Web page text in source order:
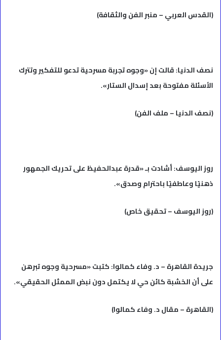
(القدس العربي – منبر الفن والثقافة)
نصف الدنيا: قالت إن «وجوه تجربة مسرحية تدعو للتفكير وتترك
الأسئلة مفتوحة بعد إسدال الستار».
(نصف الدنيا – ملف الفن)
روز اليوسف: أشادت بـ «قدرة عبدالحفيظ على تحريك الجمهور
ذهنيًا وعاطفيًا باحترام وصدق».
(روز اليوسف – تحقيق خاص)
جريدة القاهرة – د. وفاء كمالوا: كتبت «مسرحية وجوه تبرهن
على أن الخشبة كائن حي لا يكتمل دون نبض الممثل الحقيقي».
(القاهرة – مقال د. وفاء كمالوا)